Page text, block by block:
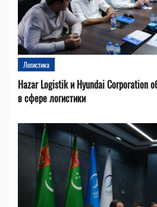
Логистика
Hazar Logistik и Hyundai Corporation
в сфере логистики